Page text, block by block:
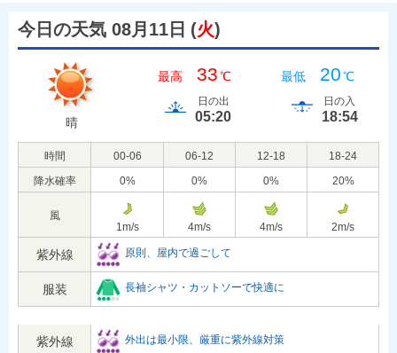
今日の天気 08月11日 (火)
晴
最高 33℃ 最低 20℃
日の出
05:20
日の入
18:54
時間 00-06 06-12 12-18
18-24
降水確率
0% 0% 0% 20%
風
1m/s 4m/s 4m/s 2m/s
紫外線 原則、屋内で過ごして
服装 長袖シャツ・カットソーで快適に
紫外線 外出は最小限、厳重に紫外線対策